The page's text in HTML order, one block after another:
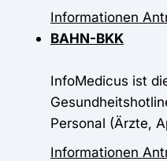
Informationen
BAHN-BKK
InfoMedicus ist
Personal (Ärzte,
Informationen